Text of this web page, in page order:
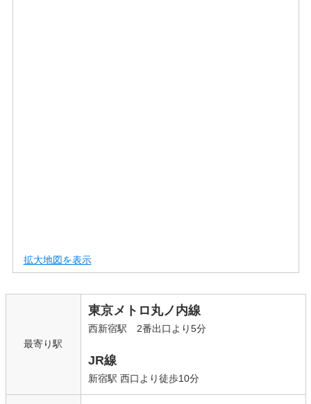
拡大地図を表示
最寄り駅
東京メトロ丸ノ内線
西新宿駅 2番出口より5分
JR線
新宿駅 西口より徒歩10分